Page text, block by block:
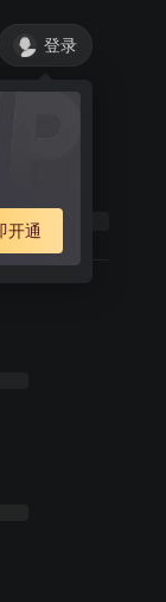
登录
开通